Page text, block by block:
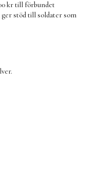
kr till förbundet
ger stöd till soldater som